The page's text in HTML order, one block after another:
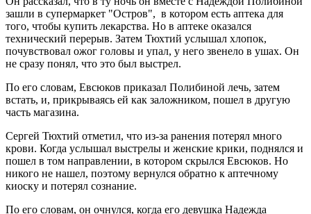
зашли в супермаркет "Остров", в котором есть аптека для
того, чтобы купить лекарства. Но в аптеке оказался
технический перерыв. Затем Тюхтий услышал хлопок,
почувствовал ожог головы и упал, у него звенело в ушах. Он
не сразу понял, что это был выстрел.
По его словам, Евсюков приказал Полибиной лечь, затем
встать, и, прикрываясь ей как заложником, пошел в другую
часть магазина.
Сергей Тюхтий отметил, что из-за ранения потерял много
крови. Когда услышал выстрелы и женские крики, поднялся и
пошел в том направлении, в котором скрылся Евсюков. Но
никого не нашел, поэтому вернулся обратно к аптечному
киоску и потерял сознание.
По его словам, он очнулся, когда его девушка Надежда